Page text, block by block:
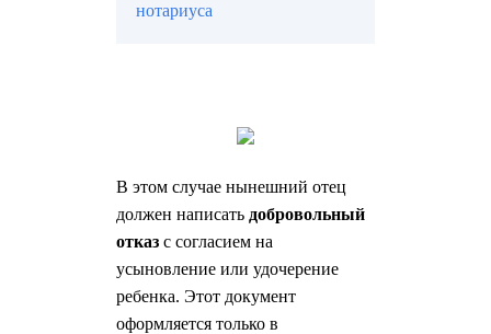
нотариуса
В этом случае нынешний отец
должен написать добровольный
отказ с согласием на
усыновление или удочерение
ребенка. Этот документ
оформляется только в